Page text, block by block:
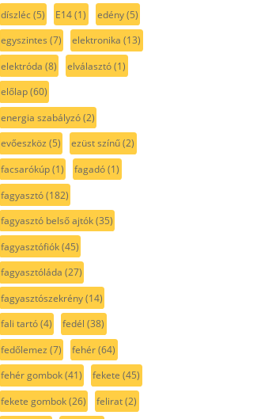
díszléc(5) E14(1) edény(5)
egyszintes (7) elektronika (13)
elektróda (8) elválasztó(1)
előlap(60)
energia szabályzó(2)
evőeszköz (5) ezüst színű(2)
facsarókúp(1) fagadó(1)
fagyasztó(182)
fagyasztó belső ajtók(35)
fagyasztófiók(45)
fagyasztóláda (27)
fagyasztószekrény(14)
fali tartó(4) fedél (38)
fedőlemez (7) fehér(64)
fehér gombok(41) fekete (45)
fekete gombok(26) felirat(2)